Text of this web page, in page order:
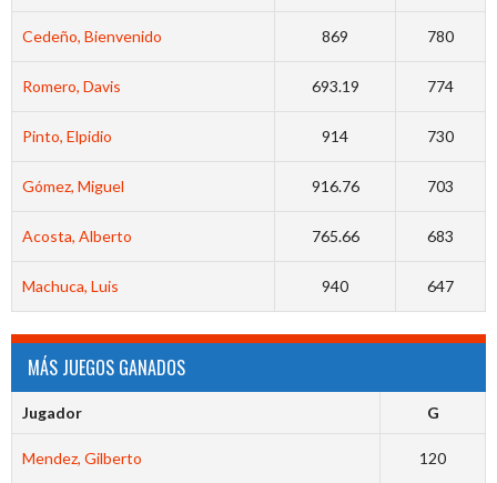
Cedeño, Bienvenido 869 780
Romero, Davis 693.19 774
Pinto, Elpidio 914 730
Gómez, Miguel 916.76 703
Acosta, Alberto 765.66 683
Machuca, Luis 940 647
MÁS JUEGOS GANADOS
Jugador G
Mendez, Gilberto 120